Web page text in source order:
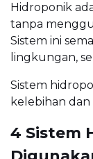
Hidroponik
tanpa
Sistem ini
lingkungan,
Sistem
kelebihan
4 Sistem